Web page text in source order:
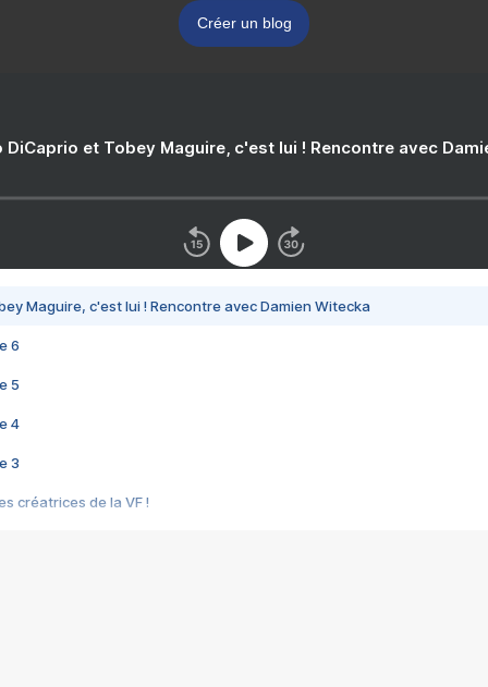
Créer un blog
DiCaprio et Tobey Maguire, c'est lui ! Rencontre avec
Maguire, c'est lui ! Rencontre avec Damien Witecka
6
5
4
3
créatrices de la VF !